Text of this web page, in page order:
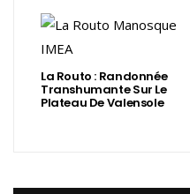
La Routo : Randonnée
Transhumante Sur Le
Plateau De Valensole